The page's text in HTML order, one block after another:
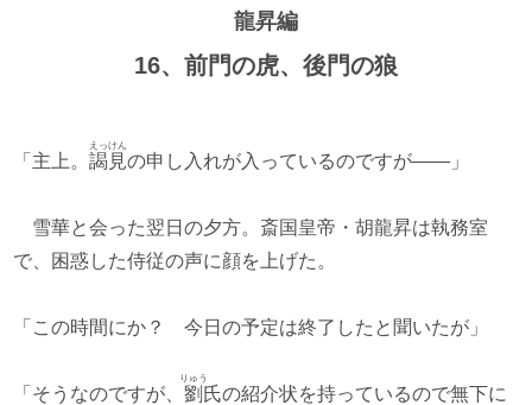
龍昇編
16、前門の虎、後門の狼
「主上。謁見
えっけん
の申し入れが入っているのですが――」
雪華と会った翌日の夕方。斎国皇帝・胡龍昇は執務室
で、困惑した侍従の声に顔を上げた。
「この時間にか？ 今日の予定は終了したと聞いたが」
「そうなのですが、劉
りゅう
氏の紹介状を持っているので無下に